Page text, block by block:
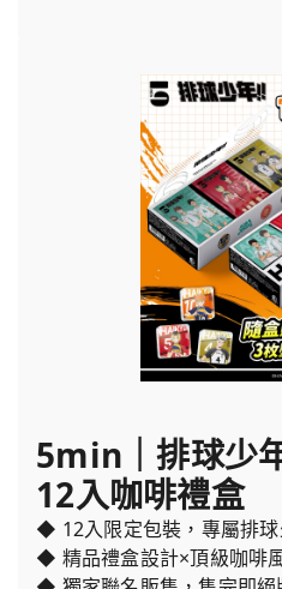
5min｜排球少
12入咖啡禮盒
◆ 12入限定包裝，專屬排
◆ 精品禮盒設計×頂級咖啡